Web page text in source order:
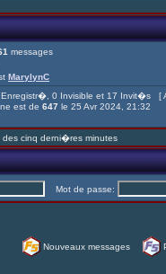
messages
MarylynC
Enregistr�, 0 Invisible et 17 Invit�s [
est de 647 le 25 Avr 2024, 21:32
cinq derni�res minutes
Mot de passe:
Nouveaux messages